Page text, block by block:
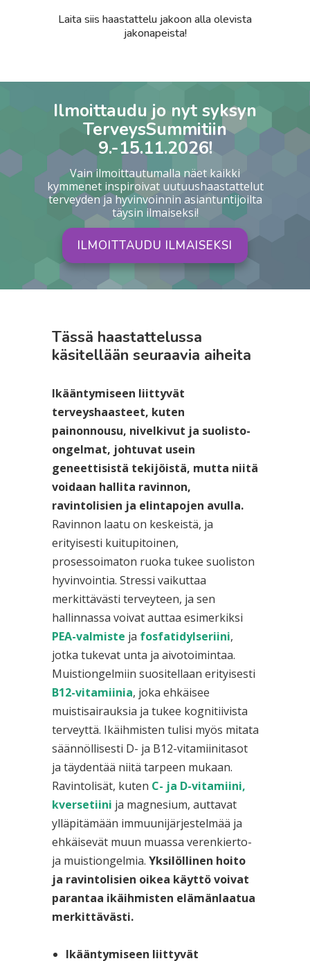
Laita siis haastattelu jakoon alla olevista
jakonapeista!
Ilmoittaudu jo nyt syksyn
TerveysSummitiin
9.-15.11.2026!
Vain ilmoittautumalla näet kaikki
kymmenet inspiroivat uutuushaastattelut
terveyden ja hyvinvoinnin asiantuntijoilta
täysin ilmaiseksi!
ILMOITTAUDU ILMAISEKSI
Tässä haastattelussa
käsitellään seuraavia aiheita
Ikääntymiseen liittyvät
terveyshaasteet, kuten
painonnousu, nivelkivut ja suolisto-
ongelmat, johtuvat usein
geneettisistä tekijöistä, mutta niitä
voidaan hallita ravinnon,
ravintolisien ja elintapojen avulla.
Ravinnon laatu on keskeistä, ja
erityisesti kuitupitoinen,
prosessoimaton ruoka tukee suoliston
hyvinvointia. Stressi vaikuttaa
merkittävästi terveyteen, ja sen
hallinnassa voivat auttaa esimerkiksi
PEA-valmiste ja fosfatidylseriini,
jotka tukevat unta ja aivotoimintaa.
Muistiongelmiin suositellaan erityisesti
B12-vitamiinia, joka ehkäisee
muistisairauksia ja tukee kognitiivista
terveyttä. Ikäihmisten tulisi myös mitata
säännöllisesti D- ja B12-vitamiinitasot
ja täydentää niitä tarpeen mukaan.
Ravintolisät, kuten C- ja D-vitamiini,
kversetiini ja magnesium, auttavat
ylläpitämään immuunijärjestelmää ja
ehkäisevät muun muassa verenkierto-
ja muistiongelmia. Yksilöllinen hoito
ja ravintolisien oikea käyttö voivat
parantaa ikäihmisten elämänlaatua
merkittävästi.
Ikääntymiseen liittyvät